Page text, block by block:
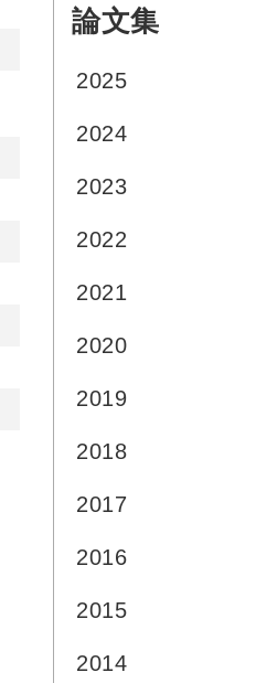
論文集
2025
2024
2023
2022
2021
2020
2019
2018
2017
2016
2015
2014